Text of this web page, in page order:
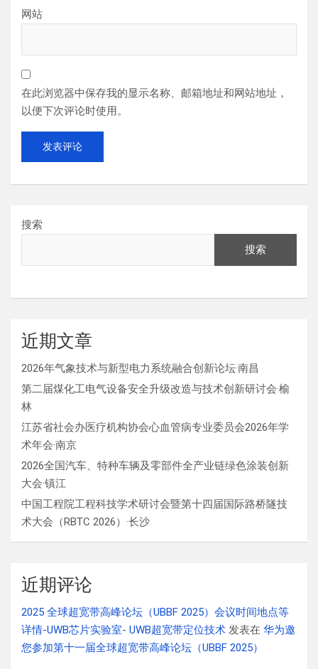
网站
在此浏览器中保存我的显示名称、邮箱地址和网站地址，
以便下次评论时使用。
搜索
搜索
近期文章
2026年气象技术与新型电力系统融合创新论坛·南昌
第二届煤化工电气设备安全升级改造与技术创新研讨会·榆
林
江苏省社会办医疗机构协会心血管病专业委员会2026年学
术年会·南京
2026全国汽车、特种车辆及零部件全产业链绿色涂装创新
大会·镇江
中国工程院工程科技学术研讨会暨第十四届国际路桥隧技
术大会（RBTC 2026）·长沙
近期评论
2025 全球超宽带高峰论坛（UBBF 2025）会议时间地点等
详情-UWB芯片实验室- UWB超宽带定位技术 发表在 华为邀
您参加第十一届全球超宽带高峰论坛（UBBF 2025）